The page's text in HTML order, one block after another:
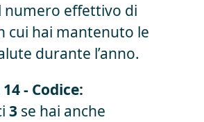
numero effettivo di
cui hai mantenuto le
durante l’anno.
- Codice:
3 se hai anche